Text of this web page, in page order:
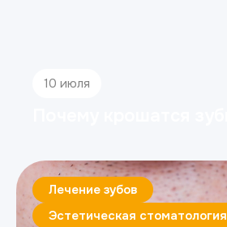
10 июля
Лечение зубов
Эстетическая стоматология